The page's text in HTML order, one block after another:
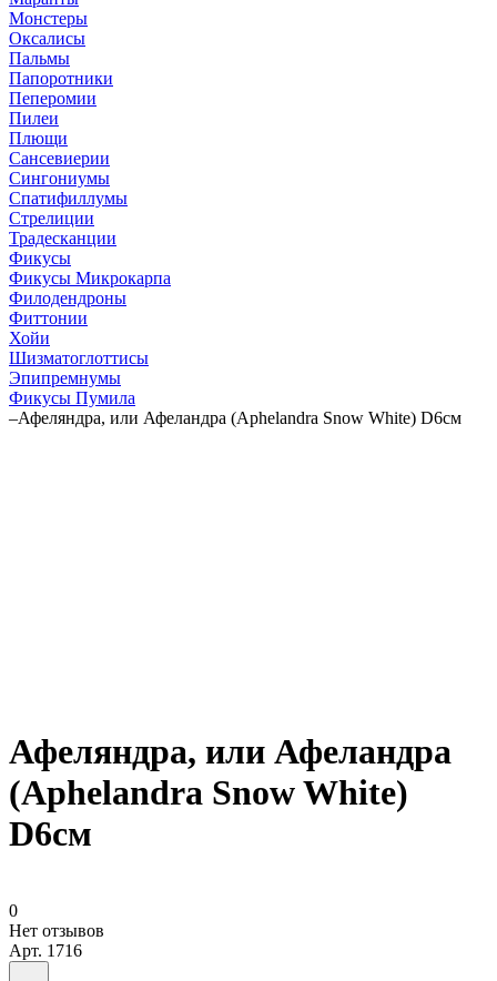
Монстеры
Оксалисы
Пальмы
Папоротники
Пеперомии
Пилеи
Плющи
Сансевиерии
Сингониумы
Спатифиллумы
Стрелиции
Традесканции
Фикусы
Фикусы Микрокарпа
Филодендроны
Фиттонии
Хойи
Шизматоглоттисы
Эпипремнумы
Фикусы Пумила
–Афеляндра, или Афеландра (Aphelandra Snow White) D6см
Афеляндра, или Афеландра
(Aphelandra Snow White)
D6см
0
Нет отзывов
Арт. 1716